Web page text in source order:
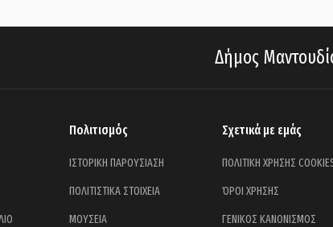
Δήμος
Πολιτισμός
ΙΣΤΟΡΙΚΗ ΠΑΡΟΥΣΙΑΣΗ
ΠΟΛΙΤΙΣΤΙΚΑ ΣΤΟΙΧΕΙΑ
ΜΟΥΣΕΙΑ
Σχετικά με εμάς
ΠΟΛΙΤΙΚΗ ΧΡΗΣΗΣ
ΌΡΟΙ ΧΡΗΣΗΣ
ΓΕΝΙΚΟΣ ΚΑΝΟΝΙΣΜΟΣ